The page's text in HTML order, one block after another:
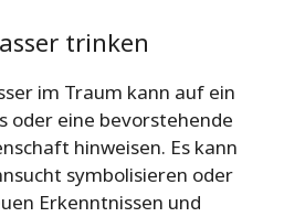
trinken
im Traum kann auf ein
oder eine bevorstehende
hinweisen. Es kann
symbolisieren oder
Erkenntnissen und